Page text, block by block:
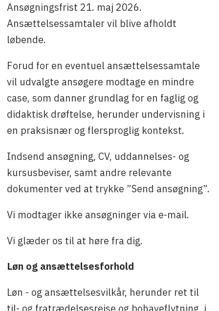
Ansøgningsfrist 21. maj 2026.
Ansættelsessamtaler vil blive afholdt
løbende.
Forud for en eventuel ansættelsessamtale
vil udvalgte ansøgere modtage en mindre
case, som danner grundlag for en faglig og
didaktisk drøftelse, herunder undervisning i
en praksisnær og flersproglig kontekst.
Indsend ansøgning, CV, uddannelses- og
kursusbeviser, samt andre relevante
dokumenter ved at trykke ”Send ansøgning”.
Vi modtager ikke ansøgninger via e-mail.
Vi glæder os til at høre fra dig.
Løn og ansættelsesforhold
Løn - og ansættelsesvilkår, herunder ret til
til- og fratrædelsesrejse og bohaveflytning, i